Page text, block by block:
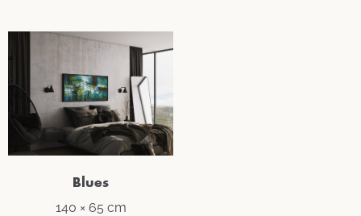
Blues
140 × 65 cm